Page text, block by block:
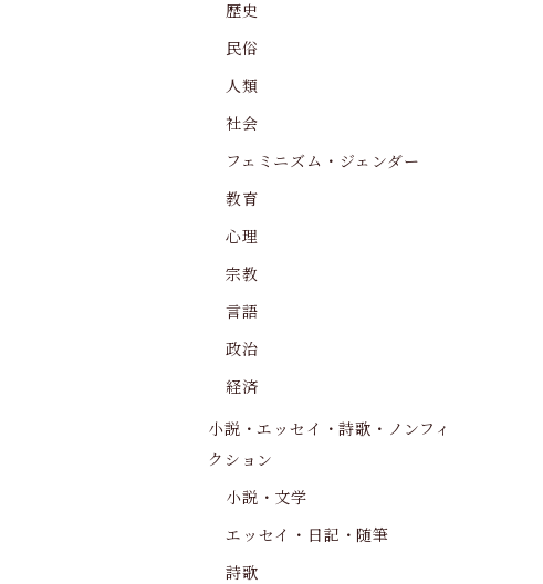
歴史
民俗
人類
社会
フェミニズム・ジェンダー
教育
心理
宗教
言語
政治
経済
小説・エッセイ・詩歌・ノンフィ
クション
小説・文学
エッセイ・日記・随筆
詩歌